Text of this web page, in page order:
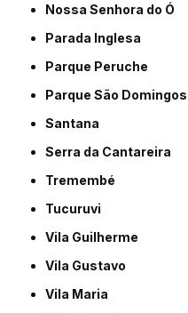
Nossa Senhora do Ó
Parada Inglesa
Parque Peruche
Parque São Domingos
Santana
Serra da Cantareira
Tremembé
Tucuruvi
Vila Guilherme
Vila Gustavo
Vila Maria